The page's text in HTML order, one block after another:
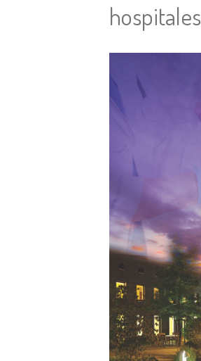
hospitales